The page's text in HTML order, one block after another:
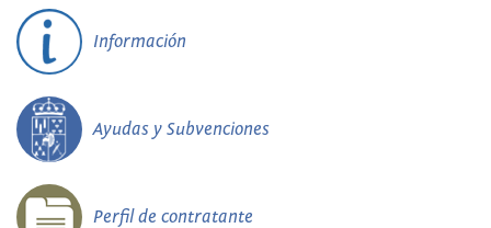
Información
Ayudas y Subvenciones
Perfil de contratante